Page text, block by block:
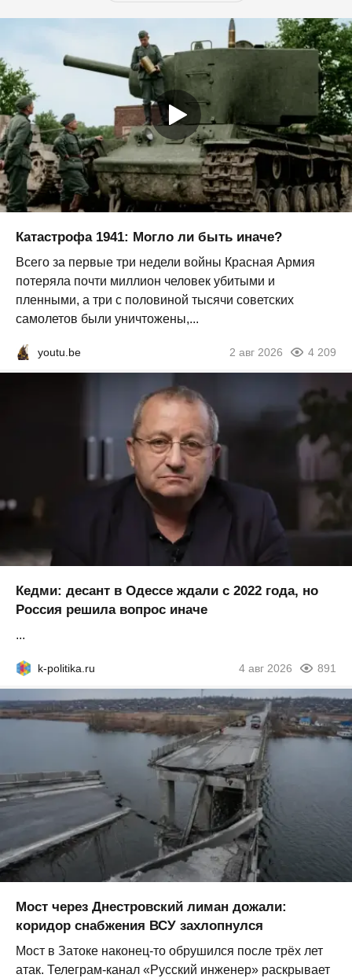
Катастрофа 1941: Могло ли быть иначе?
Всего за первые три недели войны Красная Армия
потеряла почти миллион человек убитыми и
пленными, а три с половиной тысячи советских
самолетов были уничтожены,...
youtu.be 2 авг 2026 4 209
Кедми: десант в Одессе ждали с 2022 года, но
Россия решила вопрос иначе
...
k-politika.ru 4 авг 2026 891
Мост через Днестровский лиман дожали:
коридор снабжения ВСУ захлопнулся
Мост в Затоке наконец-то обрушился после трёх лет
атак. Телеграм-канал «Русский инженер» раскрывает